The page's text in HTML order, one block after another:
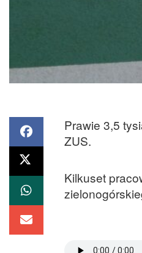
Prawie 3,5
ZUS.
Kilkuset